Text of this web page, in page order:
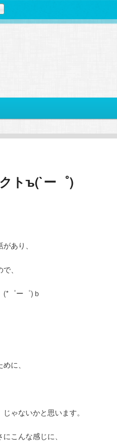
トъ(`ー゜)
あり、
、
゜ー゜)ｂ
に、
ゃないかと思います。
こんな感じに、